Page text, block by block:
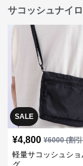
サコッシュナイ
SALE
¥4,800 ¥6000(割
軽量サコッシュショ